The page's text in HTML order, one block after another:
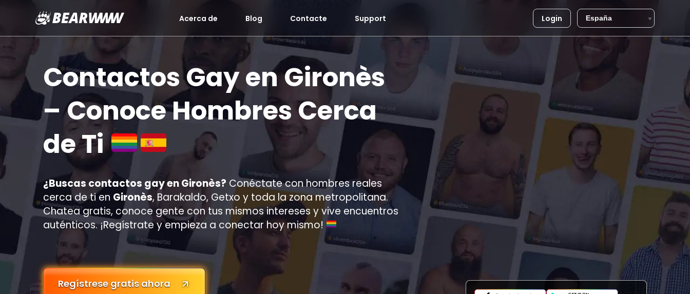
contenido
Acerca de Blog Contacte Support Login
Contactos Gay en Gironès
– Conoce Hombres Cerca
de Ti
¿Buscas contactos gay enGironès? Conéctate con hombres reales
cerca de ti en Gironès, Barakaldo, Getxo y toda la zona metropolitana.
Chatea gratis, conoce gente con tus mismos intereses y vive encuentros
auténticos. ¡Regístrate y empieza a conectar hoy mismo!
Regístrese gratis ahora